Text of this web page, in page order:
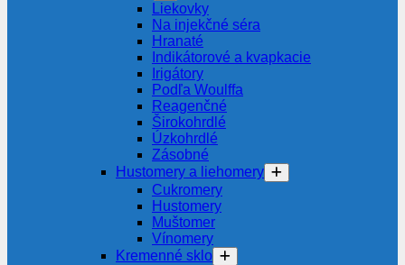
Liekovky
Na injekčné séra
Hranaté
Indikátorové a kvapkacie
Irigátory
Podľa Woulffa
Reagenčné
Širokohrdlé
Úzkohrdlé
Zásobné
Hustomery a liehomery
Cukromery
Hustomery
Muštomer
Vínomery
Kremenné sklo